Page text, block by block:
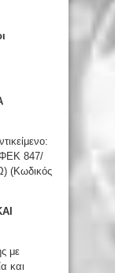
847/
(Κωδικός
με
και